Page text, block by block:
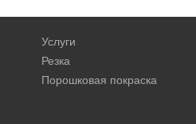
Услуги
Резка
Порошковая покраска